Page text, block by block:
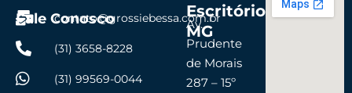
Fale Conosco
contato@grossiebessa.com.br
(31) 3658-8228
(31) 99569-0044
Escritório
MG
Av.
Prudente
de Morais
287 – 15º